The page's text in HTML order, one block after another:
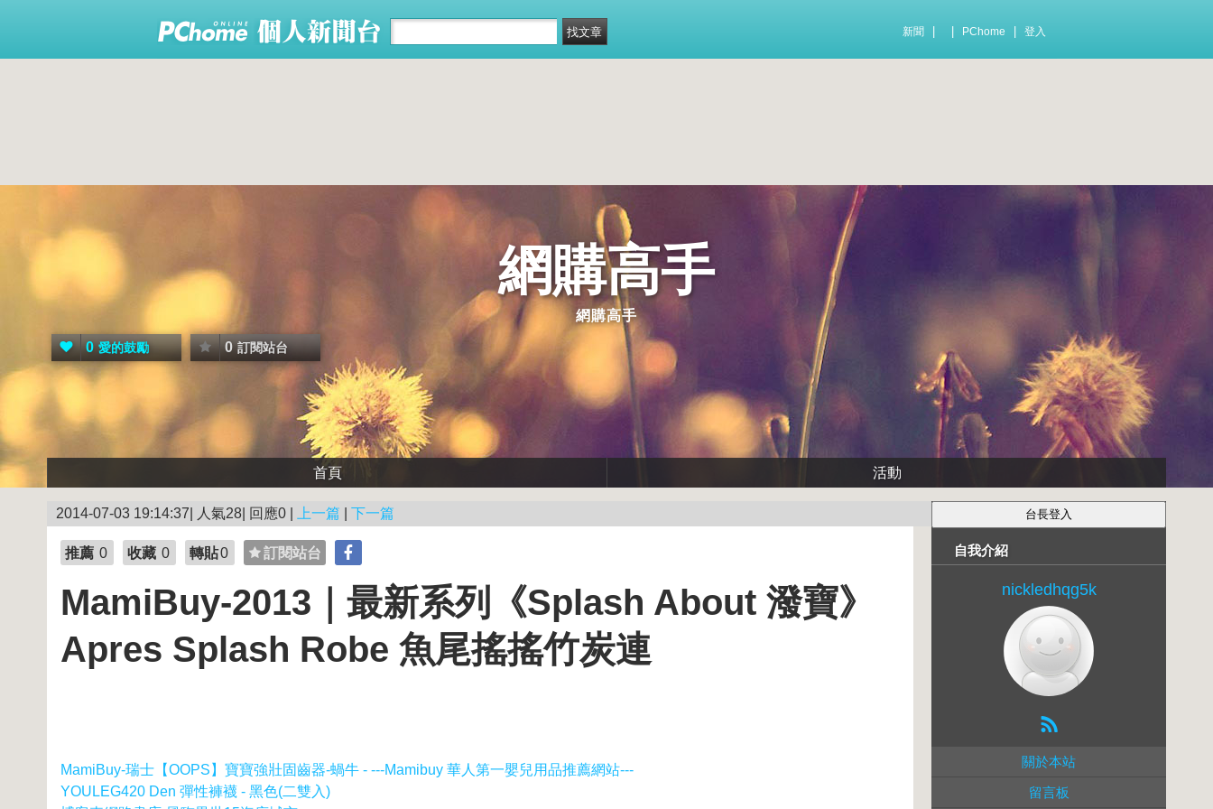
新聞 PChome 登入
網購高手
網購高手
0 愛的鼓勵 0 訂閱站台
首頁 活動
2014-07-03 19:14:37| 人氣28| 回應0 | 上一篇 下一篇
推薦 0 收藏 0 轉貼0 訂閱站台
MamiBuy-2013｜最新系列《Splash About 潑寶》
Apres Splash Robe 魚尾搖搖竹炭連
MamiBuy-瑞士【OOPS】寶寶強壯固齒器-蝸牛 - ---Mamibuy 華人第一嬰兒用品推薦網站---
YOULEG420 Den 彈性褲襪 - 黑色(二雙入)
自我介紹
nickledhqg5k
關於本站
留言板